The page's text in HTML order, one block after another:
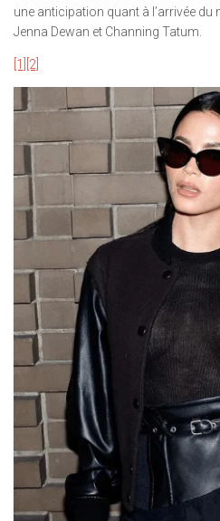
une anticipation quant à l’arrivée
Jenna Dewan et Channing Tatum.
[1] [2]